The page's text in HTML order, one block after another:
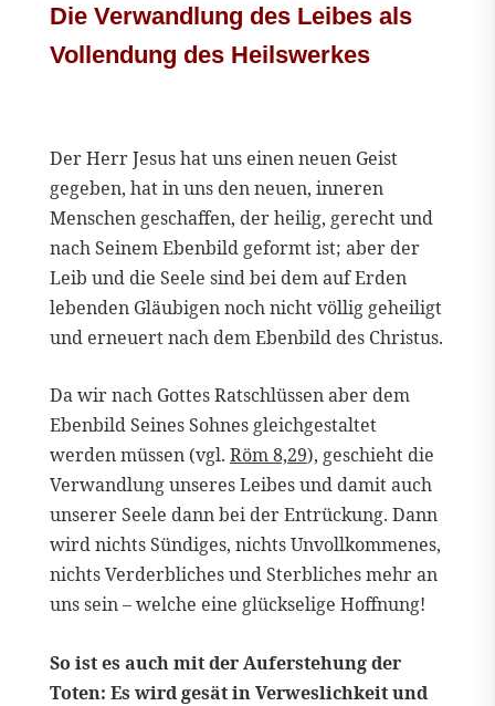
Die Verwandlung des Leibes als
Vollendung des Heilswerkes
Der Herr Jesus hat uns einen neuen Geist
gegeben, hat in uns den neuen, inneren
Menschen geschaffen, der heilig, gerecht und
nach Seinem Ebenbild geformt ist; aber der
Leib und die Seele sind bei dem auf Erden
lebenden Gläubigen noch nicht völlig geheiligt
und erneuert nach dem Ebenbild des Christus.
Da wir nach Gottes Ratschlüssen aber dem
Ebenbild Seines Sohnes gleichgestaltet
werden müssen (vgl. Röm 8,29), geschieht die
Verwandlung unseres Leibes und damit auch
unserer Seele dann bei der Entrückung. Dann
wird nichts Sündiges, nichts Unvollkommenes,
nichts Verderbliches und Sterbliches mehr an
uns sein – welche eine glückselige Hoffnung!
So ist es auch mit der Auferstehung der
Toten: Es wird gesät in Verweslichkeit und